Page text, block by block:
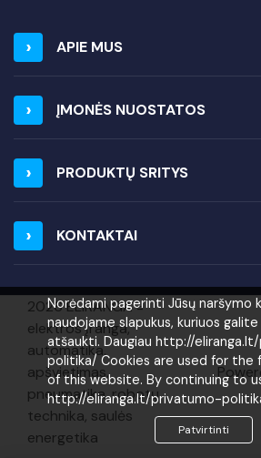
Norėdami pagerinti Jūsų naršymo
naudojame slapukus, kuriuos
atšaukti. Daugiau http://
politika/ Cookies are used for the
of this website. By continuing to
http://eliranga.lt/privatumo-
Patvirtinti
APIE MUS
ĮMONĖS NUOSTATOS
PRODUKTŲ SRITYS
KONTAKTAI
2026 ELIRANGA =
elektros įranga,
automatika,
apšvietimas,
pneumatika, robotų
technika, saulės
energetika